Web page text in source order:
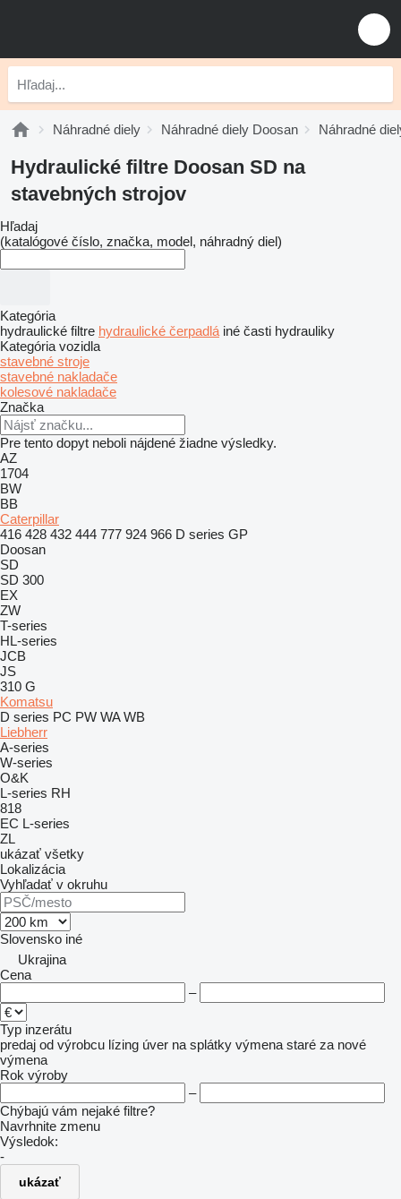
Náhradné diely Náhradné diely Doosan Náhradné
Hydraulické filtre Doosan SD na
stavebných strojov
Hľadaj
(katalógové číslo, značka, model, náhradný diel)
Kategória
hydraulické filtre hydraulické čerpadlá iné časti hydrauliky
Kategória vozidla
stavebné stroje
stavebné nakladače
kolesové nakladače
Značka
Pre tento dopyt neboli nájdené žiadne výsledky.
AZ
1704
BW
BB
Caterpillar
416 428 432 444 777 924 966 D series GP
Doosan
SD
SD 300
EX
ZW
T-series
HL-series
JCB
JS
310 G
Komatsu
D series PC PW WA WB
Liebherr
A-series
W-series
O&K
L-series RH
818
EC L-series
ZL
ukázať všetky
Lokalizácia
Vyhľadať v okruhu
Slovensko iné
Ukrajina
Cena
–
Typ inzerátu
predaj od výrobcu lízing úver na splátky výmena staré za nové
výmena
Rok výroby
–
Chýbajú vám nejaké filtre?
Navrhnite zmenu
Výsledok:
-
ukázať